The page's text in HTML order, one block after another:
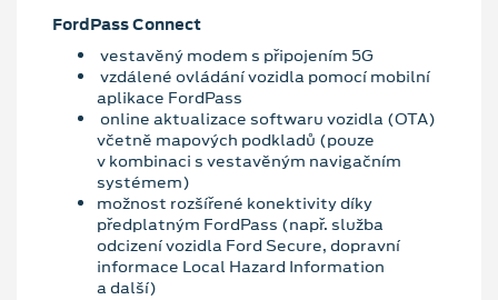
FordPass Connect
vestavěný modem s připojením 5G
vzdálené ovládání vozidla pomocí mobilní
aplikace FordPass
online aktualizace softwaru vozidla (OTA)
včetně mapových podkladů (pouze
v kombinaci s vestavěným navigačním
systémem)
možnost rozšířené konektivity díky
předplatným FordPass (např. služba
odcizení vozidla Ford Secure, dopravní
informace Local Hazard Information
a další)